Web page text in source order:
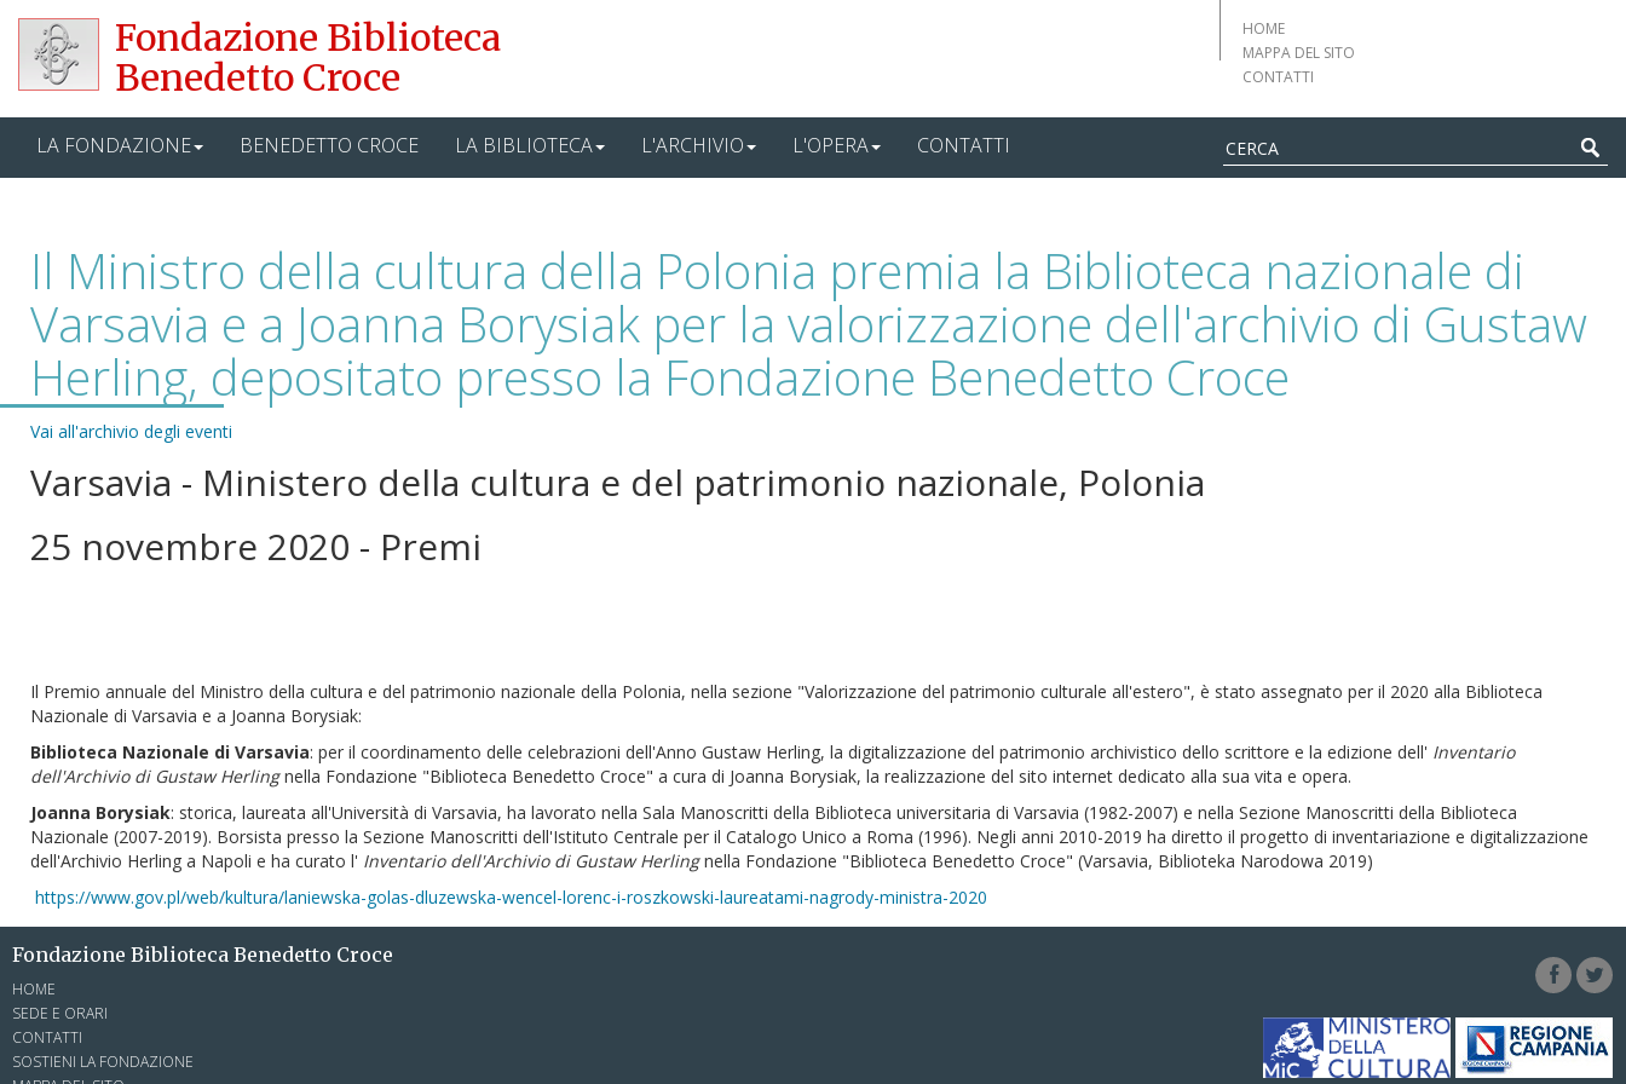
Fondazione Biblioteca
Benedetto Croce
HOME
MAPPA DEL SITO
CONTATTI
LA FONDAZIONE BENEDETTO CROCE LA BIBLIOTECA L'ARCHIVIO L'OPERA CONTATTI
Il Ministro della cultura della Polonia premia la Biblioteca nazionale di
Varsavia e a Joanna Borysiak per la valorizzazione dell'archivio di Gustaw
Herling, depositato presso la Fondazione Benedetto Croce
Vai all'archivio degli eventi
Varsavia - Ministero della cultura e del patrimonio nazionale, Polonia
25 novembre 2020 - Premi
Il Premio annuale del Ministro della cultura e del patrimonio nazionale della Polonia, nella sezione "Valorizzazione del patrimonio culturale all'estero", è stato assegnato per il 2020 alla Biblioteca
Nazionale di Varsavia e a Joanna Borysiak:
Biblioteca Nazionale di Varsavia: per il coordinamento delle celebrazioni dell'Anno Gustaw Herling, la digitalizzazione del patrimonio archivistico dello scrittore e la edizione dell' Inventario
dell'Archivio di Gustaw Herlingnella Fondazione "Biblioteca Benedetto Croce" a cura di Joanna Borysiak, la realizzazione del sito internet dedicato alla sua vita e opera.
Joanna Borysiak: storica, laureata all'Università di Varsavia, ha lavorato nella Sala Manoscritti della Biblioteca universitaria di Varsavia (1982-2007) e nella Sezione Manoscritti della Biblioteca
Nazionale (2007-2019). Borsista presso la Sezione Manoscritti dell'Istituto Centrale per il Catalogo Unico a Roma (1996). Negli anni 2010-2019 ha diretto il progetto di inventariazione e digitalizzazione
dell'Archivio Herling a Napoli e ha curato l' Inventario dell'Archivio di Gustaw Herlingnella Fondazione "Biblioteca Benedetto Croce" (Varsavia, Biblioteka Narodowa 2019)
https://www.gov.pl/web/kultura/laniewska-golas-dluzewska-wencel-lorenc-i-roszkowski-laureatami-nagrody-ministra-2020
Fondazione Biblioteca Benedetto Croce
HOME
SEDE E ORARI
CONTATTI
SOSTIENI LA FONDAZIONE